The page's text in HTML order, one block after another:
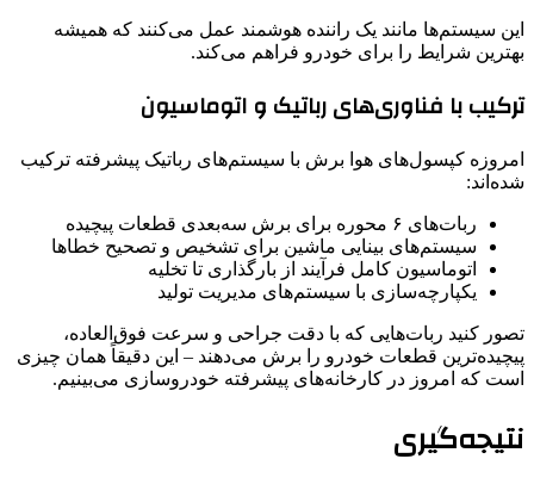
این سیستم‌ها مانند یک راننده هوشمند عمل می‌کنند که همیشه
بهترین شرایط را برای خودرو فراهم می‌کند.
ترکیب با فناوری‌های رباتیک و اتوماسیون
امروزه کپسول‌های هوا برش با سیستم‌های رباتیک پیشرفته ترکیب
شده‌اند:
ربات‌های ۶ محوره برای برش سه‌بعدی قطعات پیچیده
سیستم‌های بینایی ماشین برای تشخیص و تصحیح خطاها
اتوماسیون کامل فرآیند از بارگذاری تا تخلیه
یکپارچه‌سازی با سیستم‌های مدیریت تولید
تصور کنید ربات‌هایی که با دقت جراحی و سرعت فوق‌العاده،
پیچیده‌ترین قطعات خودرو را برش می‌دهند – این دقیقاً همان چیزی
است که امروز در کارخانه‌های پیشرفته خودروسازی می‌بینیم.
نتیجه‌گیری